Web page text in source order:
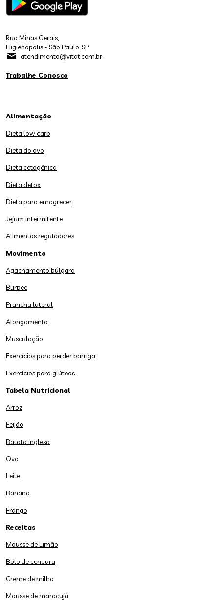
Rua Minas Gerais,
Higienopolis - São Paulo, SP
atendimento@vitat.com.br
Trabalhe Conosco
Alimentação
Dieta low carb
Dieta do ovo
Dieta cetogênica
Dieta detox
Dieta para emagrecer
Jejum intermitente
Alimentos reguladores
Movimento
Agachamento búlgaro
Burpee
Prancha lateral
Alongamento
Musculação
Exercícios para perder barriga
Exercícios para glúteos
Tabela Nutricional
Arroz
Feijão
Batata inglesa
Ovo
Leite
Banana
Frango
Receitas
Mousse de Limão
Bolo de cenoura
Creme de milho
Mousse de maracujá